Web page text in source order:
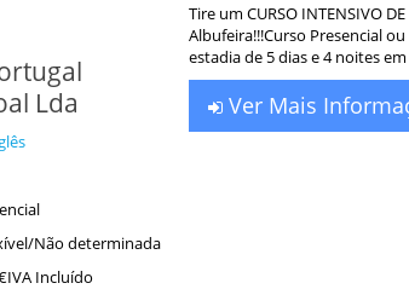
Lda
Não determinada
Incluído
Tire um CURSO INTENSIVO
Albufeira!!!Curso Presencial
estadia de 5 dias e 4 noites
Ver Mais